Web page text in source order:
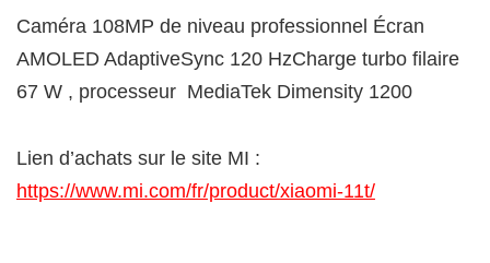
Caméra 108MP de niveau professionnel Écran
AMOLED AdaptiveSync 120 HzCharge turbo filaire
67 W , processeur MediaTek Dimensity 1200
Lien d’achats sur le site MI :
https://www.mi.com/fr/product/xiaomi-11t/